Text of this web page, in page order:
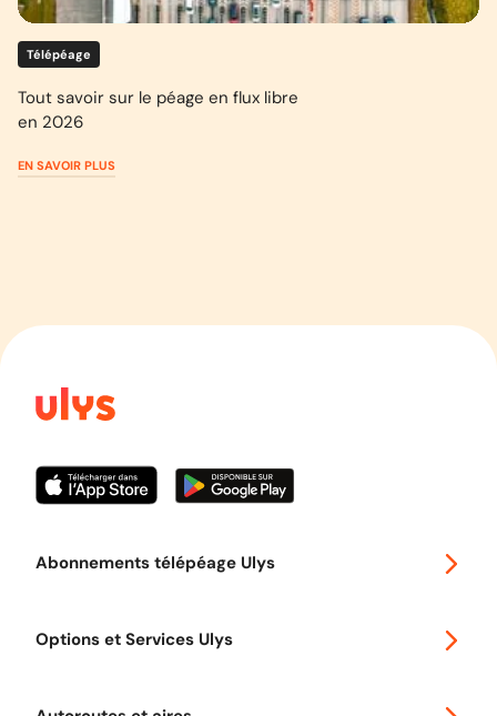
Télépéage
Tout savoir sur le péage en flux libre
en 2026
EN SAVOIR PLUS
Abonnements télépéage Ulys
Options et Services Ulys